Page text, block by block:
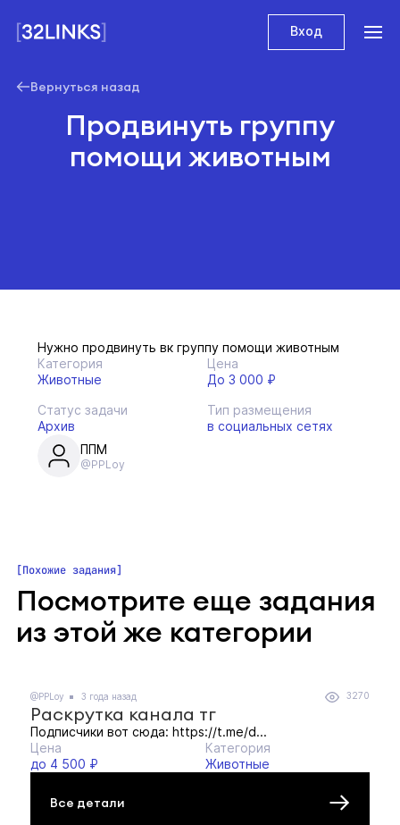
Вход
Вернуться назад
Продвинуть группу
помощи животным
Нужно продвинуть вк группу помощи животным
Категория
Животные
Цена
До 3 000 ₽
Статус задачи
Архив
Тип размещения
в социальных сетях
ППМ
@PPLoy
Похожие задания
Посмотрите еще задания
из этой же категории
@PPLoy 3 года назад 3270
Раскрутка канала тг
Подписчики вот сюда: https://t.me/d...
Цена
до 4 500 ₽
Категория
Животные
Все детали